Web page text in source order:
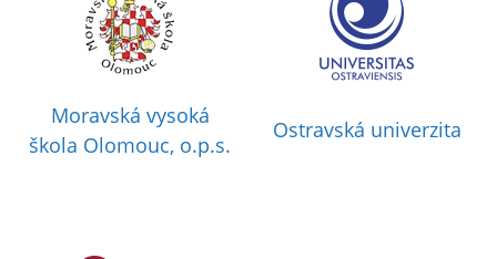
Moravská vysoká
škola Olomouc, o.p.s.
Ostravská univerzita